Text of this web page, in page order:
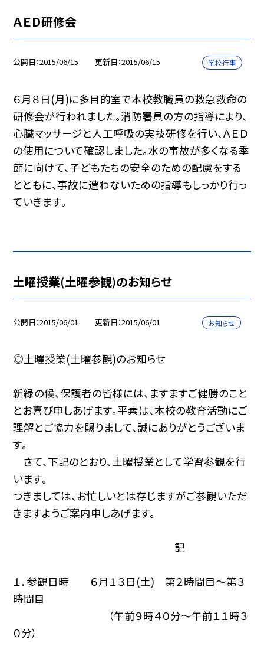
ＡＥＤ研修会
公開日 2015/06/15 更新日 2015/06/15 学校行事
６月８日(月)に多目的室で本校教職員の救急救命の
研修会が行われました。消防署員の方の指導により、
心臓マッサージと人工呼吸の実技研修を行い、ＡＥＤ
の使用について確認しました。水の事故が多くなる季
節に向けて、子どもたちの安全のための配慮をする
とともに、事故に遭わないための指導もしっかり行っ
ていきます。
土曜授業(土曜参観)のお知らせ
公開日 2015/06/01 更新日 2015/06/01 お知らせ
◎土曜授業(土曜参観)のお知らせ
新緑の候、保護者の皆様には、ますますご健勝のこと
とお喜び申しあげます。平素は、本校の教育活動にご
理解とご協力を賜りまして、誠にありがとうございま
す。
さて、下記のとおり、土曜授業として学習参観を行
います。
つきましては、お忙しいとは存じますがご参観いただ
きますようご案内申しあげます。
記
１．参観日時 ６月１３日(土) 第２時間目〜第３
時間目
（午前９時４０分〜午前１１時３
０分）